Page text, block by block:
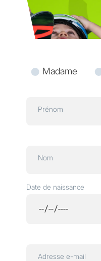
Madame
Prénom
Nom
Date de naissance
Adresse e-mail